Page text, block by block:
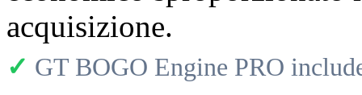
acquisizione.
✓ GT BOGO Engine PRO